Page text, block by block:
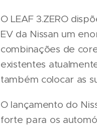
O LEAF 3.ZERO
EV da Nissan um
combinações de
existentes
também colocar as
O lançamento do
forte para os